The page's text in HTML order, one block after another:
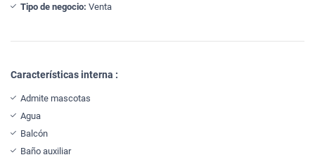
Tipo de negocio: Venta
Características interna :
Admite mascotas
Agua
Balcón
Baño auxiliar